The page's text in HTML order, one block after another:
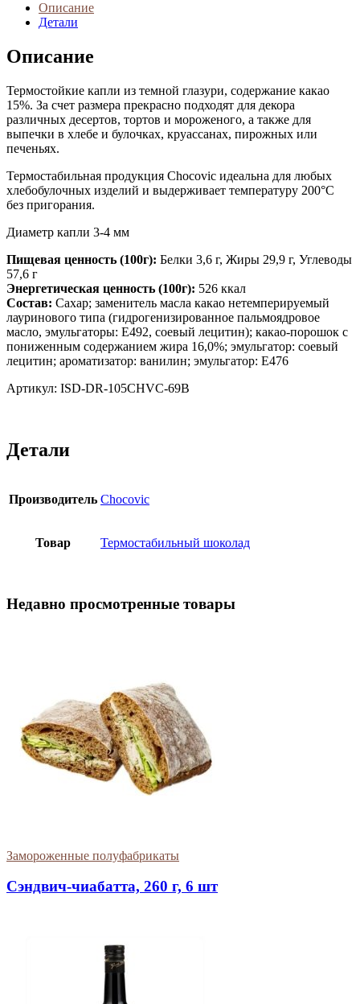
Описание
Детали
Описание
Термостойкие капли из темной глазури, содержание какао
15%. За счет размера прекрасно подходят для декора
различных десертов, тортов и мороженого, а также для
выпечки в хлебе и булочках, круассанах, пирожных или
печеньях.
Термостабильная продукция Chocovic идеальна для любых
хлебобулочных изделий и выдерживает температуру 200°C
без пригорания.
Диаметр капли 3-4 мм
Пищевая ценность (100г): Белки 3,6 г, Жиры 29,9 г, Углеводы
57,6 г
Энергетическая ценность (100г): 526 ккал
Состав: Сахар; заменитель масла какао нетемперируемый
лауринового типа (гидрогенизированное пальмоядровое
масло, эмульгаторы: E492, соевый лецитин); какао-порошок с
пониженным содержанием жира 16,0%; эмульгатор: соевый
лецитин; ароматизатор: ванилин; эмульгатор: E476
Артикул: ISD-DR-105CHVC-69B
Детали
Производитель Chocovic
Товар Термостабильный шоколад
Недавно просмотренные товары
Замороженные полуфабрикаты
Сэндвич-чиабатта, 260 г, 6 шт